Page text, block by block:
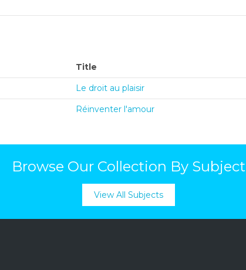
Title
Le droit au plaisir
Réinventer l'amour
Browse Our Collection By Subject
View All Subjects